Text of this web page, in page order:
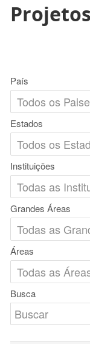
País
Estados
Instituições
Grandes Áreas
Áreas
Busca